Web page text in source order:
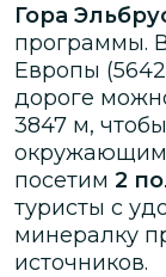
Гора
программы.
Европы
дороге
3847 м,
посетим 2
туристы с
минералку
источников.